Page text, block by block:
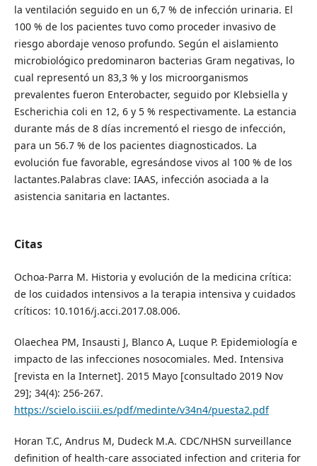
la ventilación seguido en un 6,7 % de infección urinaria. El
100 % de los pacientes tuvo como proceder invasivo de
riesgo abordaje venoso profundo. Según el aislamiento
microbiológico predominaron bacterias Gram negativas, lo
cual representó un 83,3 % y los microorganismos
prevalentes fueron Enterobacter, seguido por Klebsiella y
Escherichia coli en 12, 6 y 5 % respectivamente. La estancia
durante más de 8 días incrementó el riesgo de infección,
para un 56.7 % de los pacientes diagnosticados. La
evolución fue favorable, egresándose vivos al 100 % de los
lactantes.Palabras clave: IAAS, infección asociada a la
asistencia sanitaria en lactantes.
Citas
Ochoa-Parra M. Historia y evolución de la medicina crítica:
de los cuidados intensivos a la terapia intensiva y cuidados
críticos: 10.1016/j.acci.2017.08.006.
Olaechea PM, Insausti J, Blanco A, Luque P. Epidemiología e
impacto de las infecciones nosocomiales. Med. Intensiva
[revista en la Internet]. 2015 Mayo [consultado 2019 Nov
29]; 34(4): 256-267.
https://scielo.isciii.es/pdf/medinte/v34n4/puesta2.pdf
Horan T.C, Andrus M, Dudeck M.A. CDC/NHSN surveillance
definition of health-care associated infection and criteria for